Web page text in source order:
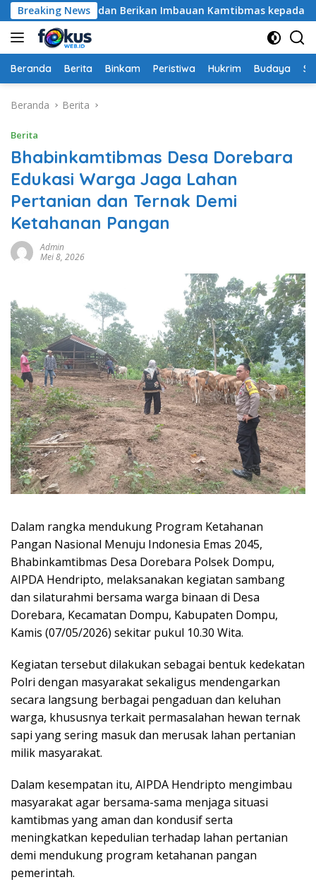
Langsung
ke
konten
Breaking News
Sayur dan Berikan Imbauan Kamtibmas kepada Warga
Beranda Berita Binkam Peristiwa Hukrim Budaya
Beranda Berita
Berita
Bhabinkamtibmas Desa Dorebara
Edukasi Warga Jaga Lahan
Pertanian dan Ternak Demi
Ketahanan Pangan
Admin
Mei 8, 2026
Dalam rangka mendukung Program Ketahanan
Pangan Nasional Menuju Indonesia Emas 2045,
Bhabinkamtibmas Desa Dorebara Polsek Dompu,
AIPDA Hendripto, melaksanakan kegiatan sambang
dan silaturahmi bersama warga binaan di Desa
Dorebara, Kecamatan Dompu, Kabupaten Dompu,
Kamis (07/05/2026) sekitar pukul 10.30 Wita.
Kegiatan tersebut dilakukan sebagai bentuk kedekatan
Polri dengan masyarakat sekaligus mendengarkan
secara langsung berbagai pengaduan dan keluhan
warga, khususnya terkait permasalahan hewan ternak
sapi yang sering masuk dan merusak lahan pertanian
milik masyarakat.
Dalam kesempatan itu, AIPDA Hendripto mengimbau
masyarakat agar bersama-sama menjaga situasi
kamtibmas yang aman dan kondusif serta
meningkatkan kepedulian terhadap lahan pertanian
demi mendukung program ketahanan pangan
pemerintah.